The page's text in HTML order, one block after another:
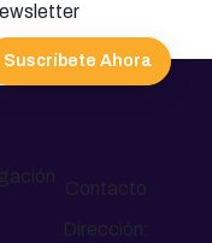
Suscríbete Ahora
Contacto
Dirección: